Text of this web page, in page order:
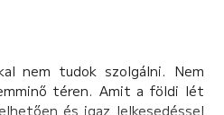
nem tudok szolgálni. Nem
téren. Amit a földi lét
és igaz lelkesedéssel